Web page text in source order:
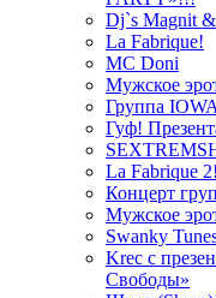
Dj`s Magnit
La Fabrique!
MC Doni
Мужское
Группа
Гуф!
La Fabrique 2!
Концерт
Мужское
Swanky
Krec с
Свободы»